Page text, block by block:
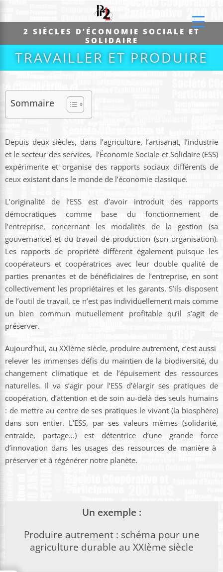
2 SIÈCLES D’ÉCONOMIE SOCIALE ET
SOLIDAIRE
TRAVAILLER ET PRODUIRE​
Sommaire
Depuis deux siècles, dans l’agriculture, l’artisanat, l’industrie
et le secteur des services, l’Économie Sociale et Solidaire (ESS)
expérimente et organise des rapports sociaux différents de
ceux existant dans le monde de l’économie classique.
L’originalité de l’ESS est d’avoir introduit des rapports
démocratiques comme base du fonctionnement de
l’entreprise, concernant les modalités de la gestion (sa
gouvernance) et du travail de production (son organisation).
Les rapports de propriété diffèrent également puisque les
coopérateurs et coopératrices avec leur double qualité de
parties prenantes et de bénéficiaires de l’entreprise, en sont
collectivement les propriétaires et les garants. S’ils disposent
de l’outil de travail, ce n’est pas individuellement mais comme
un bien commun mutuellement profitable qu’il s’agit de
préserver.
Aujourd’hui, au XXIème siècle, produire autrement, c’est aussi
relever les immenses défis du maintien de la biodiversité, du
changement climatique et de l’épuisement des ressources
naturelles. Il va s’agir pour l’ESS d’élargir ses pratiques de
coopération, d’attention et de soin au-delà des seuls humains
: de mettre au centre de ses pratiques le vivant (la biosphère)
dans son entier. L’ESS, par ses valeurs mêmes (solidarité,
entraide, partage…) est détentrice d’une grande force
d’innovation dans les usages des ressources de manière à
préserver et à régénérer notre planète.
Un exemple :
Produire autrement : schéma pour une
agriculture durable au XXIème siècle